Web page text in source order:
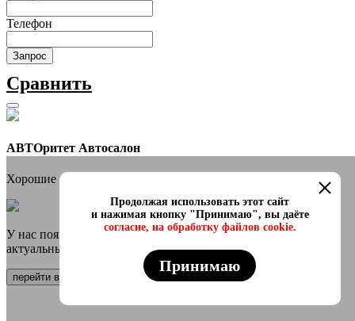
Телефон
Запрос
Сравнить
АВТОритет Автосалон
Хорошие новости
У нас появился онлайн каталог в телеграмм Самые свежие и
актуальные авто переходи
перейти в канал
Продолжая использовать этот сайт
и нажимая кнопку "Принимаю", вы даёте
согласие, на обработку файлов cookie.
Принимаю